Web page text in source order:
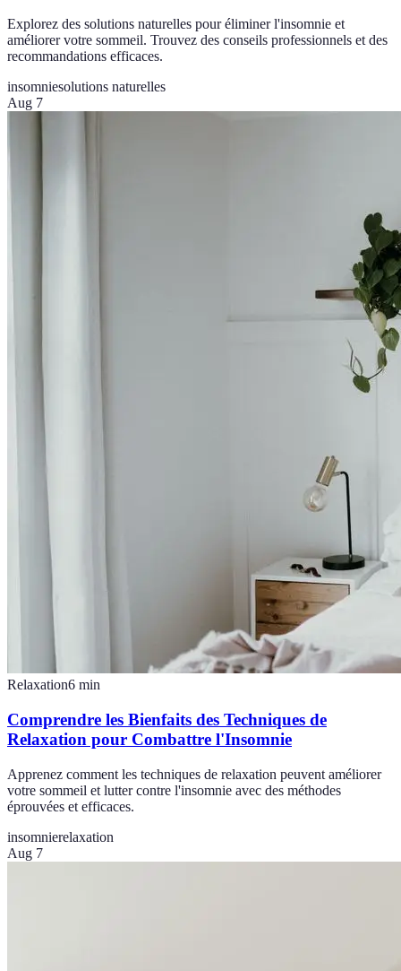
Explorez des solutions naturelles pour éliminer l'insomnie et
améliorer votre sommeil. Trouvez des conseils professionnels et des
recommandations efficaces.
insomniesolutions naturelles
Aug 7
Relaxation6 min
Comprendre les Bienfaits des Techniques de
Relaxation pour Combattre l'Insomnie
Apprenez comment les techniques de relaxation peuvent améliorer
votre sommeil et lutter contre l'insomnie avec des méthodes
éprouvées et efficaces.
insomnierelaxation
Aug 7